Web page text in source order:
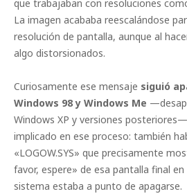
que trabajaban con resoluciones
La imagen acababa reescalándose
resolución de pantalla, aunque al
algo distorsionados.
Curiosamente ese mensaje siguió
Windows 98 y Windows Me
Windows XP y versiones
implicado en ese proceso: también
«LOGOW.SYS» que precisamente
favor, espere» de esa pantalla final
sistema estaba a punto de apagarse.